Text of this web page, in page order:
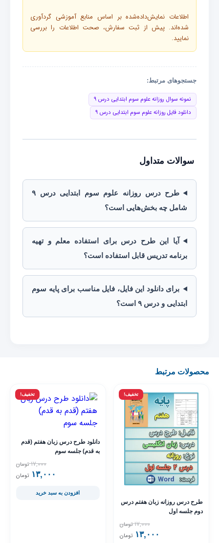
اطلاعات نمایش‌داده‌شده بر اساس منابع آموزشی گردآوری
شده‌اند. پیش از ثبت سفارش، صحت اطلاعات را بررسی
نمایید.
جستجوهای مرتبط:
نمونه سوال روزانه علوم سوم ابتدایی درس ۹
دانلود فایل روزانه علوم سوم ابتدایی درس ۹
سوالات متداول
طرح درس روزانه علوم سوم ابتدایی درس ۹
شامل چه بخش‌هایی است؟
آیا این طرح درس برای استفاده معلم و تهیه
برنامه تدریس قابل استفاده است؟
برای دانلود این فایل، فایل مناسب برای پایه سوم
ابتدایی و درس ۹ است؟
محصولات مرتبط
تخفیف!
طرح درس روزانه زبان هفتم درس
دوم جلسه اول
۱۷,۰۰۰ تومان
۱۳,۰۰۰ تومان
تخفیف!
دانلود طرح درس زبان هفتم (قدم
به قدم) جلسه سوم
۱۷,۰۰۰ تومان
۱۳,۰۰۰ تومان
افزودن به سبد خرید